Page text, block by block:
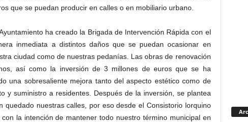
que se puedan producir en calles o en mobiliario urbano.
ha creado la Brigada de Intervención Rápida con el
inmediata a distintos daños que se puedan ocasionar en
ciudad como de nuestras pedanías. Las obras de renovación
así como la inversión de 3 millones de euros que se ha
una sobresaliente mejora tanto del aspecto estético como de
y suministro a residentes. Después de la inversión, se plantea
quedado nuestras calles, por eso desde el Consistorio lorquino
la intención de mantener todo nuestro término municipal en